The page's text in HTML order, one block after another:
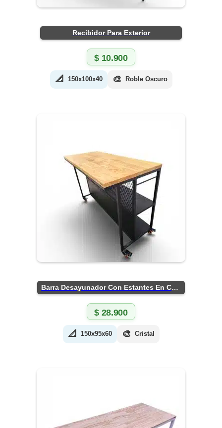
Recibidor Para Exterior
$10.900
📐 150x100x40 🎨 Roble Oscuro
Barra Desayunador Con Estantes En Chapa
$28.900
📐 150x95x60 🎨 Cristal